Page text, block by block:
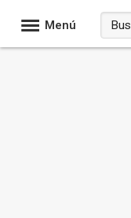
Menú